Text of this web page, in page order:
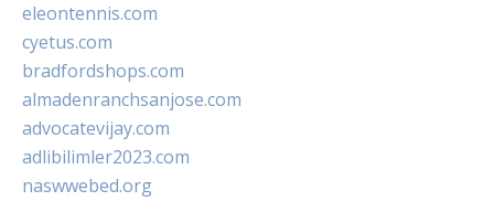
eleontennis.com
cyetus.com
bradfordshops.com
almadenranchsanjose.com
advocatevijay.com
adlibilimler2023.com
naswwebed.org